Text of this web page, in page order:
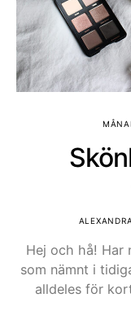
ALEXANDRA
Hej och hå! Har
som nämnt i
alldeles för